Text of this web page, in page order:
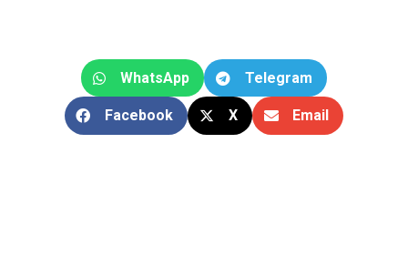
WhatsApp Telegram
Facebook X Email